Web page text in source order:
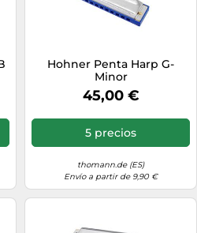
Hohner Penta Harp G-
Minor
45,00 €
5 precios
thomann.de (ES)
Envío a partir de 9,90 €